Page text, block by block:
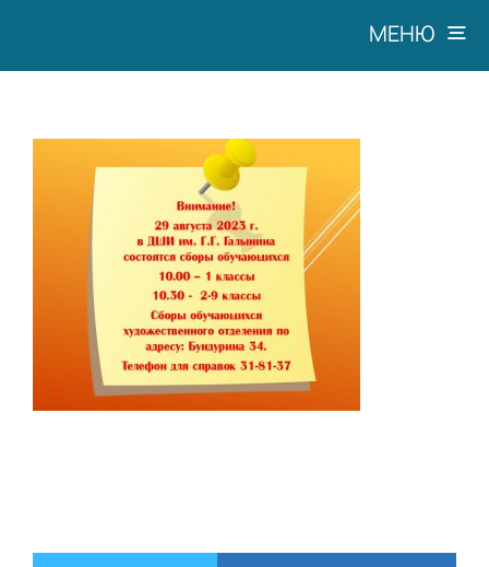
МЕНЮ
НАШИ ПРОЕКТЫ
О ПРИЕМЕ
ОБУЧАЮЩИМСЯ
СВЕДЕНИЯ ОБ ОО
КОНТАКТЫ
ОТЗЫВЫ